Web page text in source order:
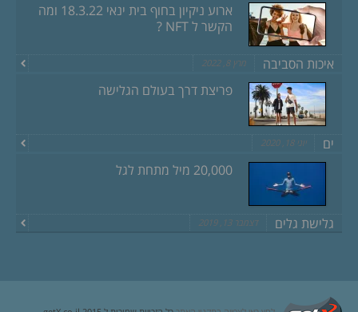
ארוע ניקיון בחוף בית ינאי 18.3.22 ומה
הקשר ל NFT ?
איכות הסביבה מרץ 8, 2022
פריצת דרך בעולם הגלישה
ים יוני 18, 2020
20,000 מיל מתחת לגל
גלישת גלים דצמבר 13, 2019